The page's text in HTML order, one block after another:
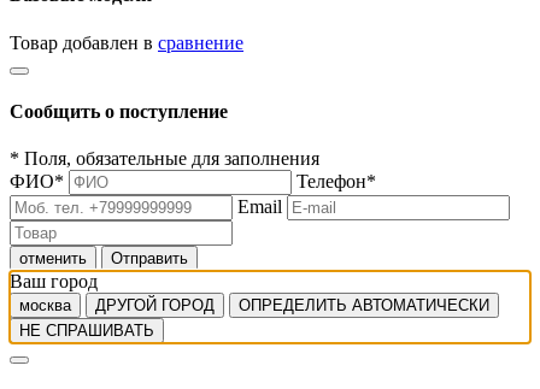
Товар добавлен в сравнение
Сообщить о поступление
* Поля, обязательные для заполнения
ФИО* Телефон*
Email
отменить Отправить
Ваш город
москва ДРУГОЙ ГОРОД
ОПРЕДЕЛИТЬ АВТОМАТИЧЕСКИ
НЕ СПРАШИВАТЬ